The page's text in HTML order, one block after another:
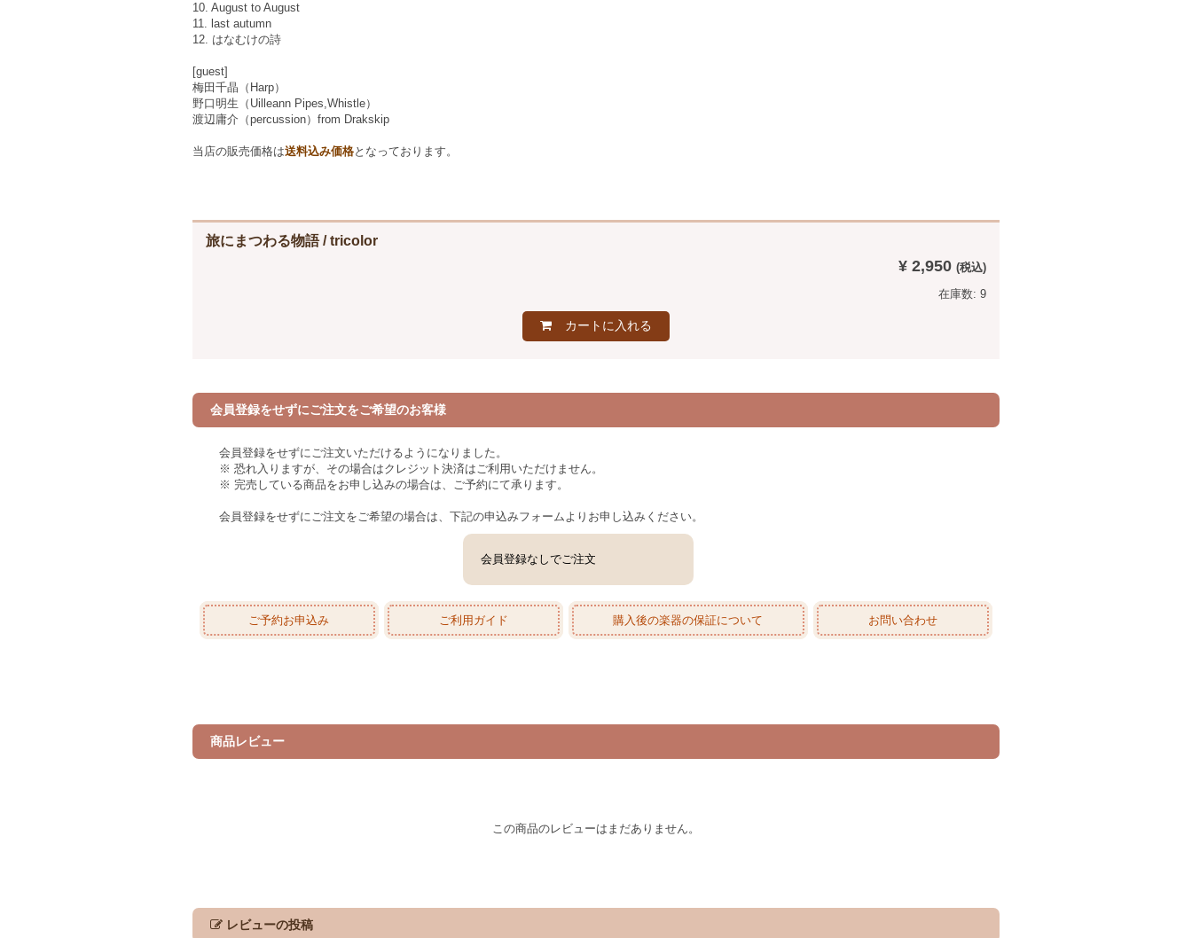
10. August to August
11. last autumn
12. はなむけの詩
[guest]
梅田千晶（Harp）
野口明生（Uilleann Pipes,Whistle）
渡辺庸介（percussion）from Drakskip
当店の販売価格は送料込み価格となっております。
旅にまつわる物語 / tricolor
¥ 2,950
在庫数: 9
カートに入れる
会員登録をせずにご注文をご希望のお客様
会員登録をせずにご注文いただけるようになりました。
※ 恐れ入りますが、その場合はクレジット決済はご利用いただけません。
※ 完売している商品をお申し込みの場合は、ご予約にて承ります。
会員登録をせずにご注文をご希望の場合は、下記の申込みフォームよりお申し込みください。
会員登録なしでご注文
ご予約お申込み ご利用ガイド 購入後の楽器の保証について お問い合わせ
商品レビュー
この商品のレビューはまだありません。
レビューの投稿